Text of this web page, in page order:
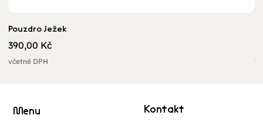
Pouzdro Ježek
Cena
390,00 Kč
včetně DPH
Kontakt
Menu